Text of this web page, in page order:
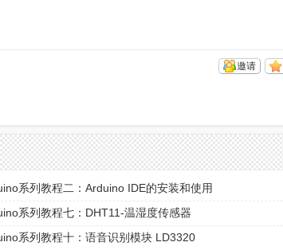
邀请
系列教程二：Arduino IDE的安装和使用
系列教程七：DHT11-温湿度传感器
系列教程十：语音识别模块 LD3320